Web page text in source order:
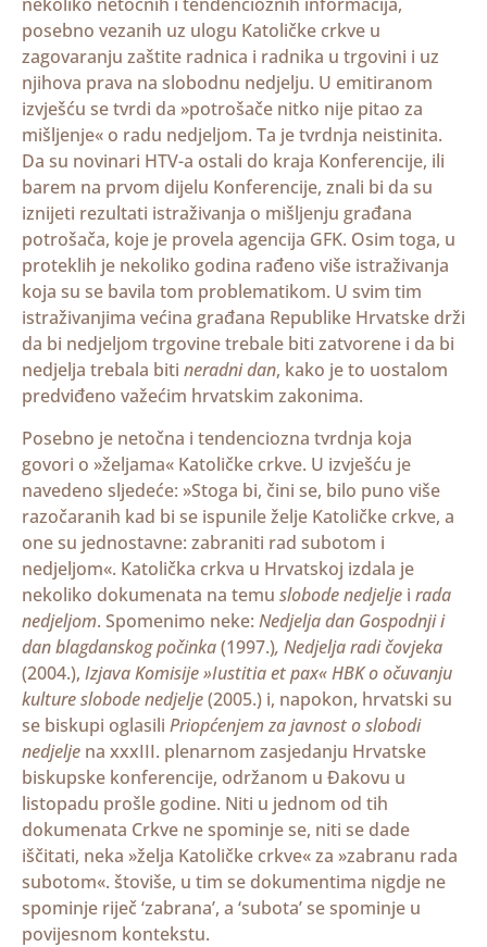
posebno vezanih uz ulogu Katoličke crkve u
zagovaranju zaštite radnica i radnika u trgovini i uz
njihova prava na slobodnu nedjelju. U emitiranom
izvješću se tvrdi da »potrošače nitko nije pitao za
mišljenje« o radu nedjeljom. Ta je tvrdnja neistinita.
Da su novinari HTV-a ostali do kraja Konferencije, ili
barem na prvom dijelu Konferencije, znali bi da su
iznijeti rezultati istraživanja o mišljenju građana
potrošača, koje je provela agencija GFK. Osim toga, u
proteklih je nekoliko godina rađeno više istraživanja
koja su se bavila tom problematikom. U svim tim
istraživanjima većina građana Republike Hrvatske drži
da bi nedjeljom trgovine trebale biti zatvorene i da bi
nedjelja trebala biti neradni dan, kako je to uostalom
predviđeno važećim hrvatskim zakonima.
Posebno je netočna i tendenciozna tvrdnja koja
govori o »željama« Katoličke crkve. U izvješću je
navedeno sljedeće: »Stoga bi, čini se, bilo puno više
razočaranih kad bi se ispunile želje Katoličke crkve, a
one su jednostavne: zabraniti rad subotom i
nedjeljom«. Katolička crkva u Hrvatskoj izdala je
nekoliko dokumenata na temu slobode nedjelje i rada
nedjeljom. Spomenimo neke: Nedjelja dan Gospodnji i
dan blagdanskog počinka(1997.), Nedjelja radi čovjeka
(2004.), Izjava Komisije »Iustitia et pax« HBK o očuvanju
kulture slobode nedjelje(2005.) i, napokon, hrvatski su
se biskupi oglasili Priopćenjem za javnost o slobodi
nedjelje na xxxIII. plenarnom zasjedanju Hrvatske
biskupske konferencije, održanom u Đakovu u
listopadu prošle godine. Niti u jednom od tih
dokumenata Crkve ne spominje se, niti se dade
iščitati, neka »želja Katoličke crkve« za »zabranu rada
subotom«. štoviše, u tim se dokumentima nigdje ne
spominje riječ ‘zabrana’, a ‘subota’ se spominje u
povijesnom kontekstu.